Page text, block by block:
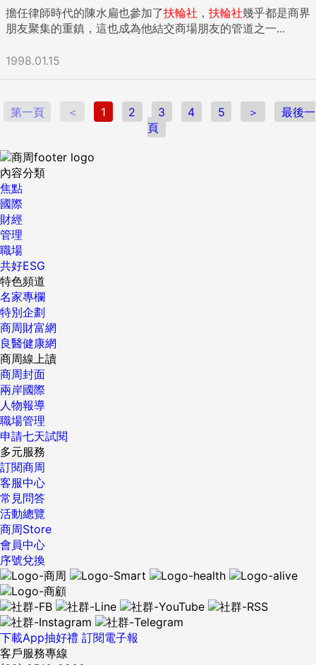
擔任律師時代的陳水扁也參加了扶輪社 ， 扶輪社幾乎都是商界
朋友聚集的重鎮，這也成為他結交商場朋友的管道之一...
1998.01.15
第一頁 ＜ 1 2 3 4 5 ＞
最後一
頁
內容分類
焦點
國際
財經
管理
職場
共好ESG
特色頻道
名家專欄
特別企劃
商周財富網
良醫健康網
商周線上讀
商周封面
兩岸國際
人物報導
職場管理
申請七天試閱
多元服務
訂閱商周
客服中心
常見問答
活動總覽
商周Store
會員中心
序號兌換
下載App抽好禮 訂閱電子報
客戶服務專線